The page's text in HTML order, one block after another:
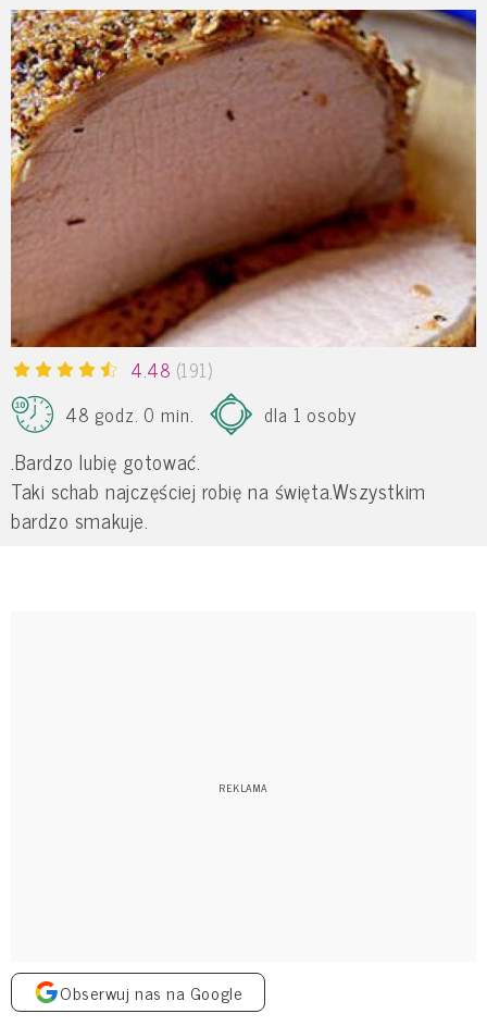
4.48 (191)
48 godz. 0 min.
dla 1 osoby
.Bardzo lubię gotować.
Taki schab najczęściej robię na święta.Wszystkim
bardzo smakuje.
Obserwuj nas na Google